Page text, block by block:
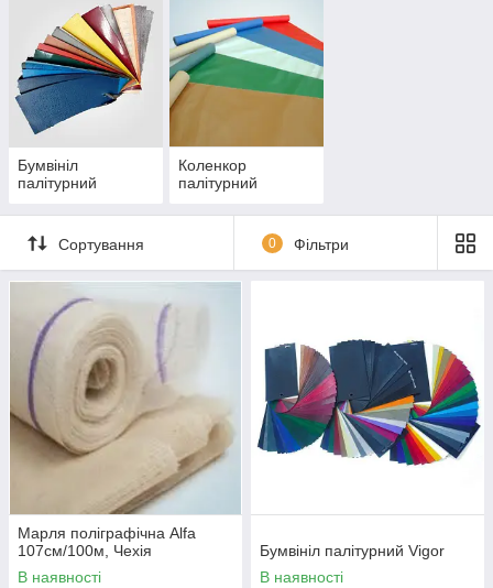
Коленкор – це якісний палітурний матеріал на тканинній
основі, покритої спеціальним крохмалі-каоліновий кулею з
пігментом. Коленкор незамінний при обробці корінців книг та
архівних документів (справ), а також при оформленні
палітурних кришок.
Бумвініл
палітурний
Коленкор
палітурний
Сортування 0 Фільтри
Марля поліграфічна Alfa
107см/100м, Чехія
В наявності
Бумвініл палітурний Vigor
В наявності